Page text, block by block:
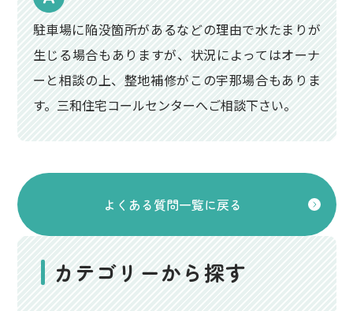
駐車場に陥没箇所があるなどの理由で水たまりが
生じる場合もありますが、状況によってはオーナ
ーと相談の上、整地補修がこの宇那場合もありま
す。三和住宅コールセンターへご相談下さい。
よくある質問一覧に戻る
カテゴリーから探す